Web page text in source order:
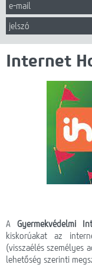
Egyéb
Hírek
Gyik
Kapcsolat
Webmail
HotZones
On-line fizetés
Internet
A Gyermekvédelmi
kiskorúakat az
(visszaélés személyes
lehetőség szerinti